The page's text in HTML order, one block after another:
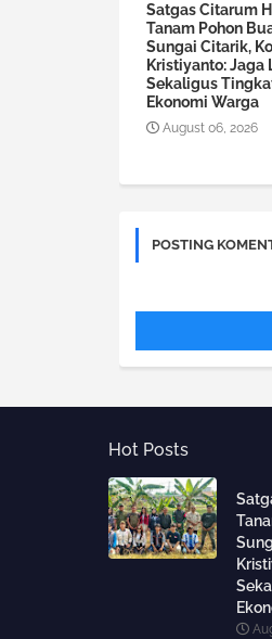
Satgas Citarum
Tanam Pohon
Sungai Citarik,
Kristiyanto: Jaga
Sekaligus
Ekonomi Warga
August 06, 2026
POSTING
Hot Posts